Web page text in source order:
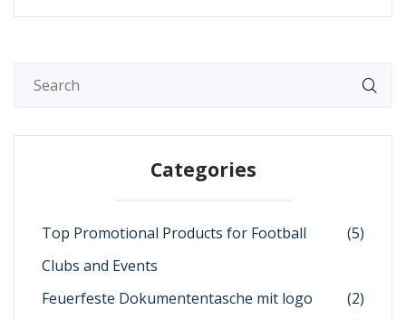
Categories
Top Promotional Products for Football
Clubs and Events
(5)
Feuerfeste Dokumententasche mit logo
(2)